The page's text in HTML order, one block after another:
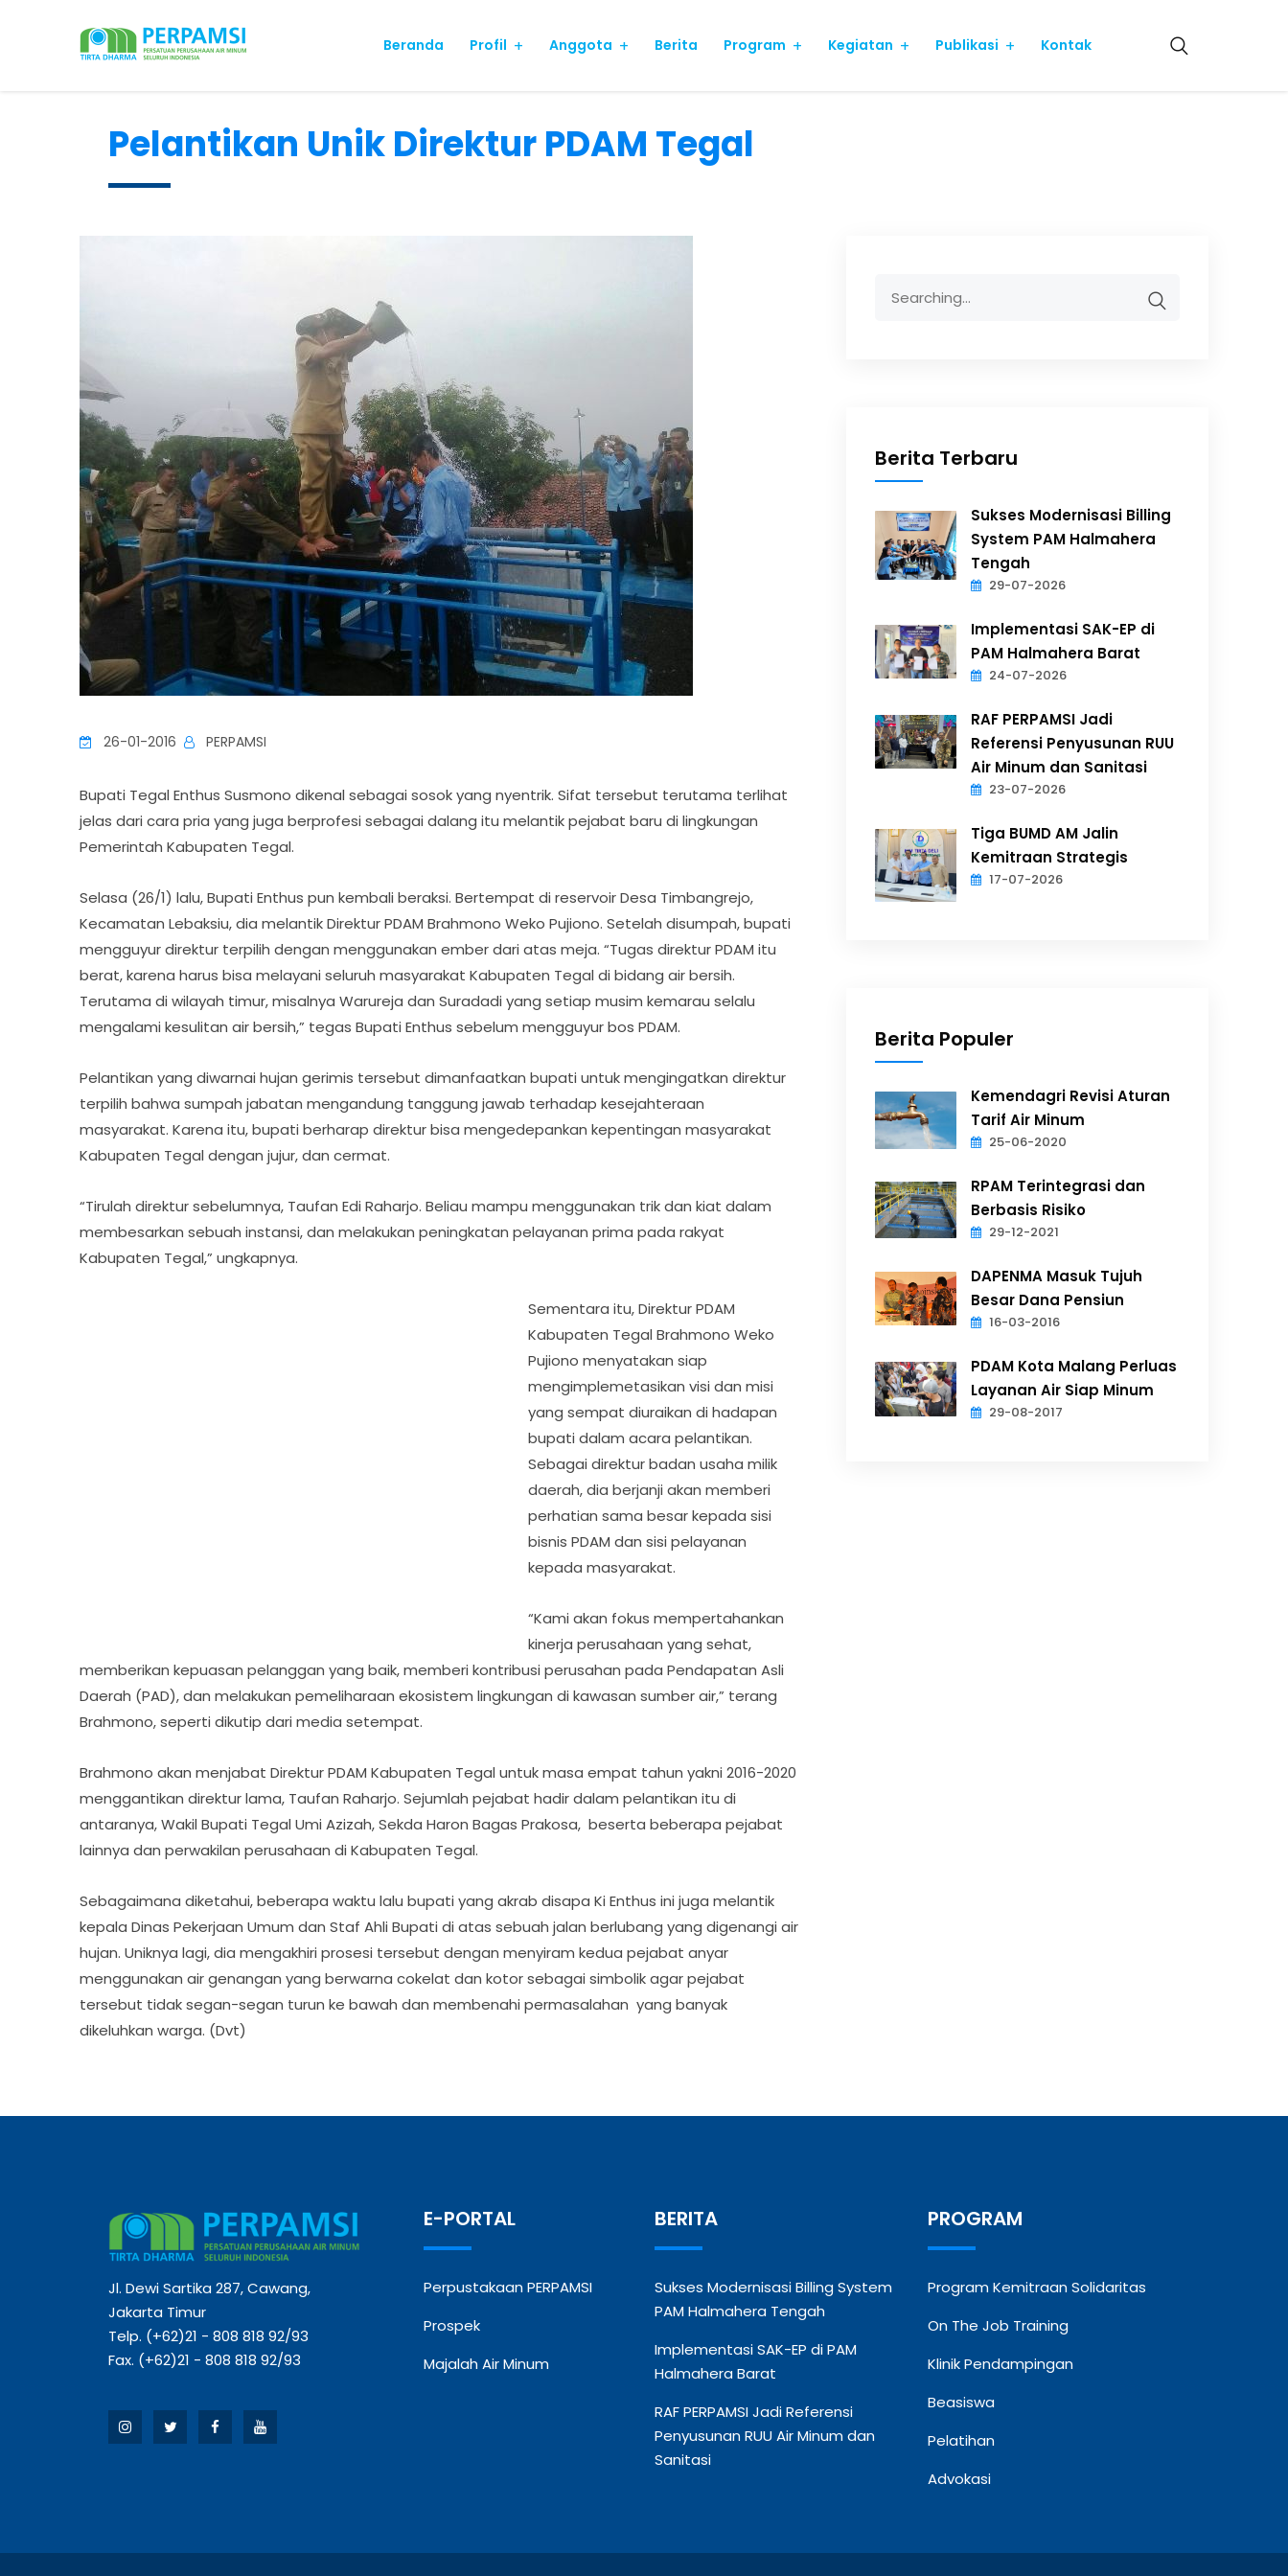
Beranda Profil Anggota Berita Program Kegiatan Publikasi Kontak
Pelantikan Unik Direktur PDAM Tegal
Berita Terbaru
Sukses Modernisasi Billing
System PAM Halmahera
Tengah
29-07-2026
Implementasi SAK-EP di
PAM Halmahera Barat
24-07-2026
RAF PERPAMSI Jadi
Referensi Penyusunan RUU
Air Minum dan Sanitasi
23-07-2026
Tiga BUMD AM Jalin
Kemitraan Strategis
17-07-2026
Berita Populer
Kemendagri Revisi Aturan
Tarif Air Minum
25-06-2020
RPAM Terintegrasi dan
Berbasis Risiko
29-12-2021
DAPENMA Masuk Tujuh
Besar Dana Pensiun
16-03-2016
PDAM Kota Malang Perluas
Layanan Air Siap Minum
29-08-2017
26-01-2016 PERPAMSI
Bupati Tegal Enthus Susmono dikenal sebagai sosok yang nyentrik. Sifat tersebut terutama terlihat
jelas dari cara pria yang juga berprofesi sebagai dalang itu melantik pejabat baru di lingkungan
Pemerintah Kabupaten Tegal.
Selasa (26/1) lalu, Bupati Enthus pun kembali beraksi. Bertempat di reservoir Desa Timbangrejo,
Kecamatan Lebaksiu, dia melantik Direktur PDAM Brahmono Weko Pujiono. Setelah disumpah, bupati
mengguyur direktur terpilih dengan menggunakan ember dari atas meja. “Tugas direktur PDAM itu
berat, karena harus bisa melayani seluruh masyarakat Kabupaten Tegal di bidang air bersih.
Terutama di wilayah timur, misalnya Warureja dan Suradadi yang setiap musim kemarau selalu
mengalami kesulitan air bersih,” tegas Bupati Enthus sebelum mengguyur bos PDAM.
Pelantikan yang diwarnai hujan gerimis tersebut dimanfaatkan bupati untuk mengingatkan direktur
terpilih bahwa sumpah jabatan mengandung tanggung jawab terhadap kesejahteraan
masyarakat. Karena itu, bupati berharap direktur bisa mengedepankan kepentingan masyarakat
Kabupaten Tegal dengan jujur, dan cermat.
“Tirulah direktur sebelumnya, Taufan Edi Raharjo. Beliau mampu menggunakan trik dan kiat dalam
membesarkan sebuah instansi, dan melakukan peningkatan pelayanan prima pada rakyat
Kabupaten Tegal,” ungkapnya.
Sementara itu, Direktur PDAM
Kabupaten Tegal Brahmono Weko
Pujiono menyatakan siap
mengimplemetasikan visi dan misi
yang sempat diuraikan di hadapan
bupati dalam acara pelantikan.
Sebagai direktur badan usaha milik
daerah, dia berjanji akan memberi
perhatian sama besar kepada sisi
bisnis PDAM dan sisi pelayanan
kepada masyarakat.
“Kami akan fokus mempertahankan
kinerja perusahaan yang sehat,
memberikan kepuasan pelanggan yang baik, memberi kontribusi perusahan pada Pendapatan Asli
Daerah (PAD), dan melakukan pemeliharaan ekosistem lingkungan di kawasan sumber air,” terang
Brahmono, seperti dikutip dari media setempat.
Brahmono akan menjabat Direktur PDAM Kabupaten Tegal untuk masa empat tahun yakni 2016-2020
menggantikan direktur lama, Taufan Raharjo. Sejumlah pejabat hadir dalam pelantikan itu di
antaranya, Wakil Bupati Tegal Umi Azizah, Sekda Haron Bagas Prakosa, beserta beberapa pejabat
lainnya dan perwakilan perusahaan di Kabupaten Tegal.
Sebagaimana diketahui, beberapa waktu lalu bupati yang akrab disapa Ki Enthus ini juga melantik
kepala Dinas Pekerjaan Umum dan Staf Ahli Bupati di atas sebuah jalan berlubang yang digenangi air
hujan. Uniknya lagi, dia mengakhiri prosesi tersebut dengan menyiram kedua pejabat anyar
menggunakan air genangan yang berwarna cokelat dan kotor sebagai simbolik agar pejabat
tersebut tidak segan-segan turun ke bawah dan membenahi permasalahan yang banyak
dikeluhkan warga. (Dvt)
Jl. Dewi Sartika 287, Cawang,
Jakarta Timur
Telp. (+62)21 - 808 818 92/93
Fax. (+62)21 - 808 818 92/93
E-PORTAL
Perpustakaan PERPAMSI
Prospek
Majalah Air Minum
BERITA
Sukses Modernisasi Billing System
PAM Halmahera Tengah
Implementasi SAK-EP di PAM
Halmahera Barat
RAF PERPAMSI Jadi Referensi
Penyusunan RUU Air Minum dan
Sanitasi
PROGRAM
Program Kemitraan Solidaritas
On The Job Training
Klinik Pendampingan
Beasiswa
Pelatihan
Advokasi